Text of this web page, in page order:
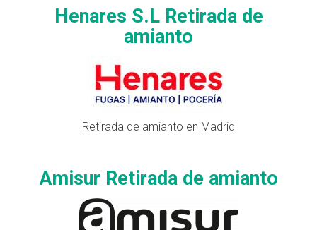
Henares S.L Retirada de
amianto
Retirada de amianto en Madrid
Amisur Retirada de amianto